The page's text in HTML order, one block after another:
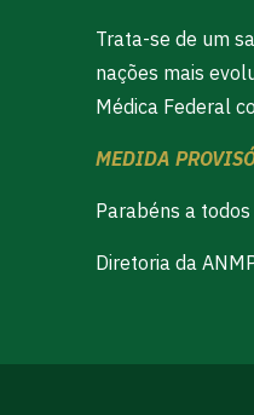
Trata-se de um
nações mais
Médica Federal
MEDIDA
Parabéns a
Diretoria da